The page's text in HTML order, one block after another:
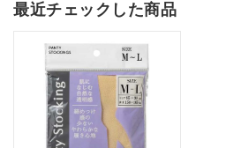
最近チェックした商品